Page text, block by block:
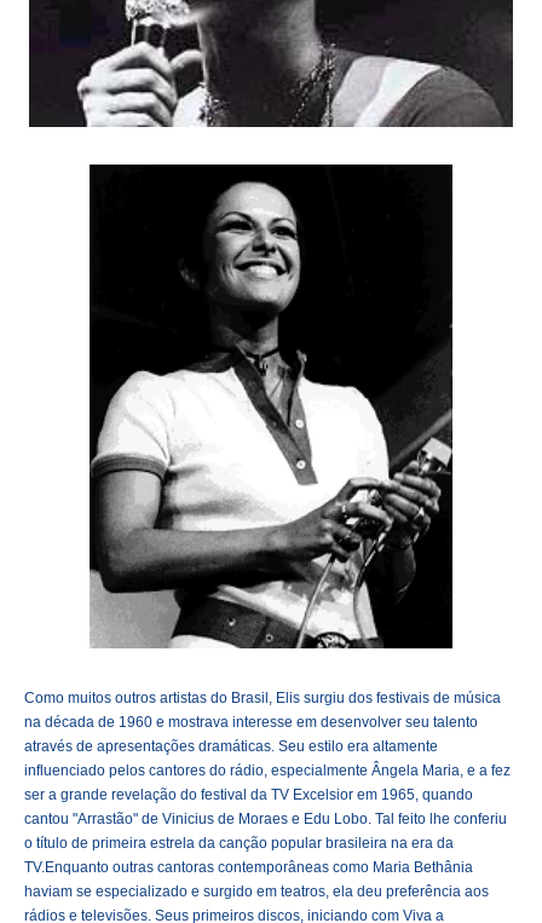
Como muitos outros artistas do Brasil, Elis surgiu dos festivais de música
na década de 1960 e mostrava interesse em desenvolver seu talento
através de apresentações dramáticas. Seu estilo era altamente
influenciado pelos cantores do rádio, especialmente Ângela Maria, e a fez
ser a grande revelação do festival da TV Excelsior em 1965, quando
cantou "Arrastão" de Vinicius de Moraes e Edu Lobo. Tal feito lhe conferiu
o título de primeira estrela da canção popular brasileira na era da
TV.Enquanto outras cantoras contemporâneas como Maria Bethânia
haviam se especializado e surgido em teatros, ela deu preferência aos
rádios e televisões. Seus primeiros discos, iniciando com Viva a